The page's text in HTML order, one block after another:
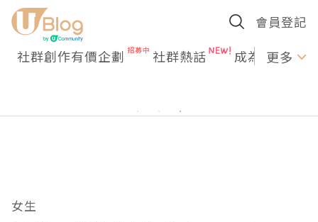
會員登記
社群創作有價企劃 社群熱話 成為U更多
女生